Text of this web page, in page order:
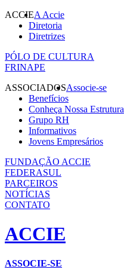
ACCIEA Accie
Diretoria
Diretrizes
PÓLO DE CULTURA
FRINAPE
ASSOCIADOSAssocie-se
Benefícios
Conheça Nossa Estrutura
Grupo RH
Informativos
Jovens Empresários
FUNDAÇÃO ACCIE
FEDERASUL
PARCEIROS
NOTÍCIAS
CONTATO
ACCIE
ASSOCIE-SE